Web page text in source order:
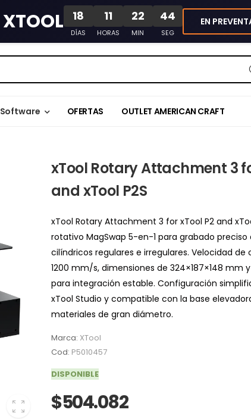
XTOOL 18
DÍAS
11
HORAS
22
MIN
43
SEG
EN
Software OFERTAS OUTLET AMERICAN CRAFT
xTool Rotary Attachment 3
and xTool P2S
xTool Rotary Attachment 3 for xTool P2 and
rotativo MagSwap 5-en-1 para grabado preciso
cilíndricos regulares e irregulares. Velocidad de
1200 mm/s, dimensiones de 324×187×148 mm
para integración estable. Configuración
xTool Studio y compatible con la base
materiales de gran diámetro.
Marca: XTool
Cod: P5010457
DISPONIBLE
$504.082